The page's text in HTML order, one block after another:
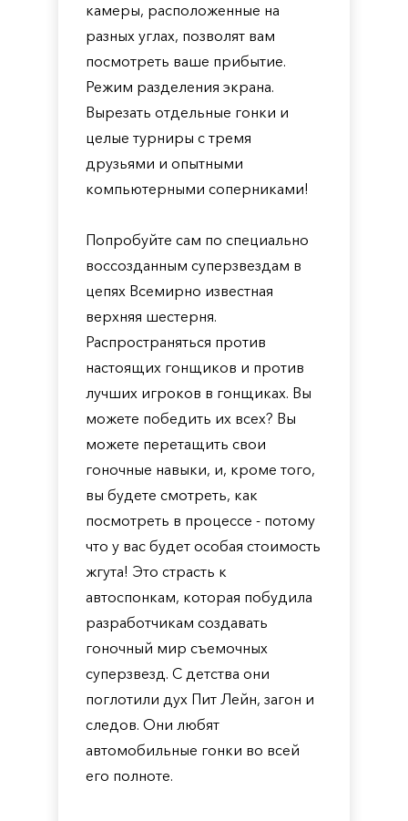
камеры, расположенные на
разных углах, позволят вам
посмотреть ваше прибытие.
Режим разделения экрана.
Вырезать отдельные гонки и
целые турниры с тремя
друзьями и опытными
компьютерными соперниками!
Попробуйте сам по специально
воссозданным суперзвездам в
цепях Всемирно известная
верхняя шестерня.
Распространяться против
настоящих гонщиков и против
лучших игроков в гонщиках. Вы
можете победить их всех? Вы
можете перетащить свои
гоночные навыки, и, кроме того,
вы будете смотреть, как
посмотреть в процессе - потому
что у вас будет особая стоимость
жгута! Это страсть к
автоспонкам, которая побудила
разработчикам создавать
гоночный мир съемочных
суперзвезд. С детства они
поглотили дух Пит Лейн, загон и
следов. Они любят
автомобильные гонки во всей
его полноте.